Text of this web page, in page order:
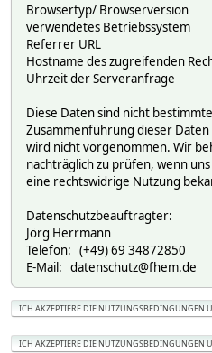
Browsertyp/ Browserversion
verwendetes Betriebssystem
Referrer URL
Hostname des zugreifenden
Uhrzeit der Serveranfrage
Diese Daten sind nicht
Zusammenführung dieser
wird nicht vorgenommen. Wir
nachträglich zu prüfen, wenn
eine rechtswidrige Nutzung
Datenschutzbeauftragter:
Jörg Herrmann
Telefon: (+49) 69 34872850
E-Mail: datenschutz@fhem.de